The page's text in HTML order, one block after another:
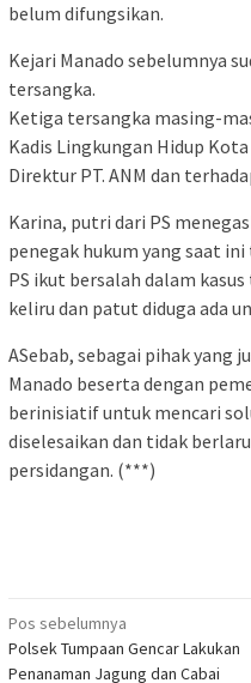
belum difungsikan.
Kejari Manado sebelumnya
tersangka.
Ketiga tersangka masing-
Kadis Lingkungan Hidup
Direktur PT. ANM dan
Karina, putri dari PS
penegak hukum yang saat
PS ikut bersalah dalam
keliru dan patut diduga ada
ASebab, sebagai pihak yang
Manado beserta dengan
berinisiatif untuk mencari
diselesaikan dan tidak
persidangan. (***)
Navigasi
pos
Pos sebelumnya
Polsek Tumpaan Gencar Lakukan
Penanaman Jagung dan Cabai